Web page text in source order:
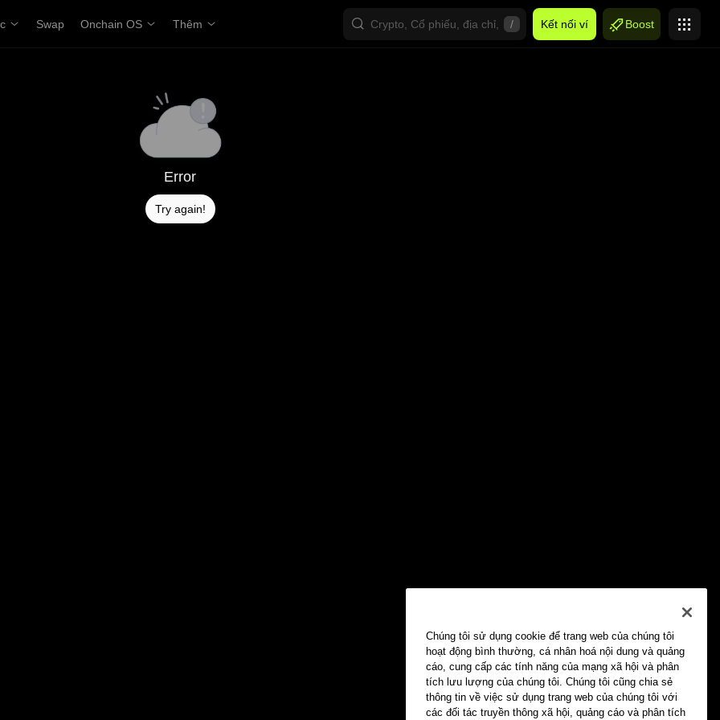
Swap Onchain OS Thêm / Kết nối ví Boost
Error
Try again!
Chúng tôi sử dụng cookie để trang web của chúng tôi
hoạt động bình thường, cá nhân hoá nội dung và quảng
cáo, cung cấp các tính năng của mạng xã hội và phân
tích lưu lượng của chúng tôi. Chúng tôi cũng chia sẻ
thông tin về việc sử dụng trang web của chúng tôi với
các đối tác truyền thông xã hội, quảng cáo và phân tích